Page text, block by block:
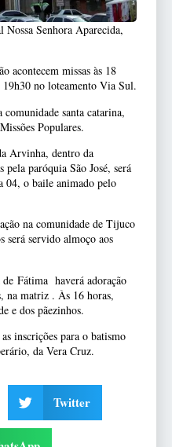
Nossa Senhora Aparecida,
acontecem missas às 18
no loteamento Via Sul.
santa catarina,
Populares.
Arvinha, dentro da
pela paróquia São José, será
04, o baile animado pelo
na comunidade de Tijuco
será servido almoço aos
Fátima haverá adoração
na matriz . Às 16 horas,
e dos pãezinhos.
inscrições para o batismo
da Vera Cruz.
Twitter